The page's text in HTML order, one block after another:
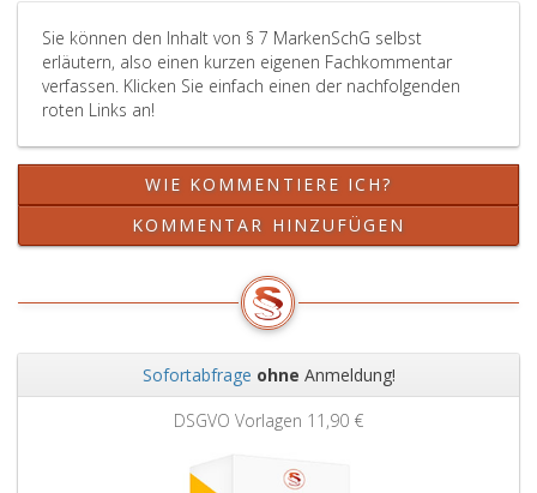
Ausführungsform
der
Auszeichnung
des
Zeichens
ähnlich
sind.
Befugt
geführte
Auszeichnungen
Zeichen
der
im
Paragraph
Absatz
Sie können den Inhalt von § 7 MarkenSchG selbst
erläutern, also einen kurzen eigenen Fachkommentar
verfassen. Klicken Sie einfach einen der nachfolgenden
roten Links an!
WIE KOMMENTIERE ICH?
KOMMENTAR HINZUFÜGEN
Sofortabfrage ohne Anmeldung!
DSGVO Vorlagen 11,90 €